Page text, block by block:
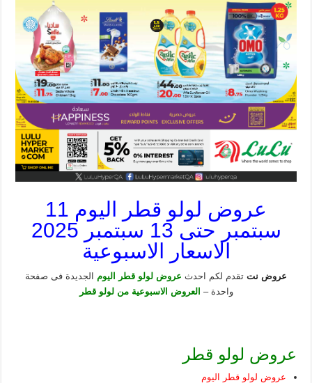
عروض لولو قطر اليوم 11
سبتمبر حتى 13 سبتمبر 2025
الاسعار الاسبوعية
عروض نتتقدم لكم احدث عروض لولو قطر اليوم
الجديدة فى صفحة
واحدة – العروض الاسبوعية من لولو قطر
عروض لولو قطر
عروض لولو قطر اليوم